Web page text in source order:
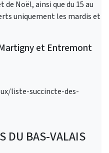
de Noël, ainsi que du 15 au
uniquement les mardis et
et Entremont
liste-succincte-des-
DU BAS-VALAIS